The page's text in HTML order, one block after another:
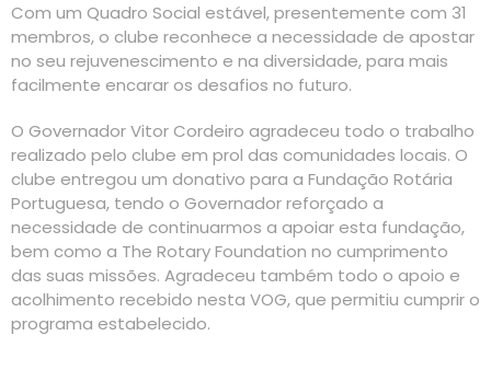
Com um Quadro Social estável, presentemente com 31
membros, o clube reconhece a necessidade de apostar
no seu rejuvenescimento e na diversidade, para mais
facilmente encarar os desafios no futuro.
O Governador Vitor Cordeiro agradeceu todo o trabalho
realizado pelo clube em prol das comunidades locais. O
clube entregou um donativo para a Fundação Rotária
Portuguesa, tendo o Governador reforçado a
necessidade de continuarmos a apoiar esta fundação,
bem como a The Rotary Foundation no cumprimento
das suas missões. Agradeceu também todo o apoio e
acolhimento recebido nesta VOG, que permitiu cumprir o
programa estabelecido.